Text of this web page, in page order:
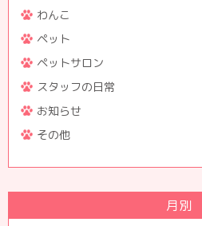
わんこ
ペット
ペットサロン
スタッフの日常
お知らせ
その他
月別